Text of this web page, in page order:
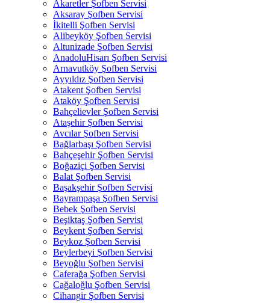
Akaretler Şofben Servisi
Aksaray Şofben Servisi
İkitelli Şofben Servisi
Alibeyköy Şofben Servisi
Altunizade Şofben Servisi
AnadoluHisarı Şofben Servisi
Arnavutköy Şofben Servisi
Ayyıldız Şofben Servisi
Atakent Şofben Servisi
Ataköy Şofben Servisi
Bahçelievler Şofben Servisi
Ataşehir Şofben Servisi
Avcılar Şofben Servisi
Bağlarbaşı Şofben Servisi
Bahçeşehir Şofben Servisi
Boğaziçi Şofben Servisi
Balat Şofben Servisi
Başakşehir Şofben Servisi
Bayrampaşa Şofben Servisi
Bebek Şofben Servisi
Beşiktaş Şofben Servisi
Beykent Şofben Servisi
Beykoz Şofben Servisi
Beylerbeyi Şofben Servisi
Beyoğlu Şofben Servisi
Caferağa Şofben Servisi
Cağaloğlu Şofben Servisi
Cihangir Şofben Servisi